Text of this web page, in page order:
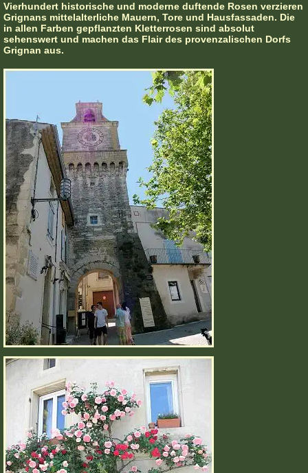
Vierhundert historische und moderne duftende Rosen verzieren
Grignans mittelalterliche Mauern, Tore und Hausfassaden. Die
in allen Farben gepflanzten Kletterrosen sind absolut
sehenswert und machen das Flair des provenzalischen Dorfs
Grignan aus.